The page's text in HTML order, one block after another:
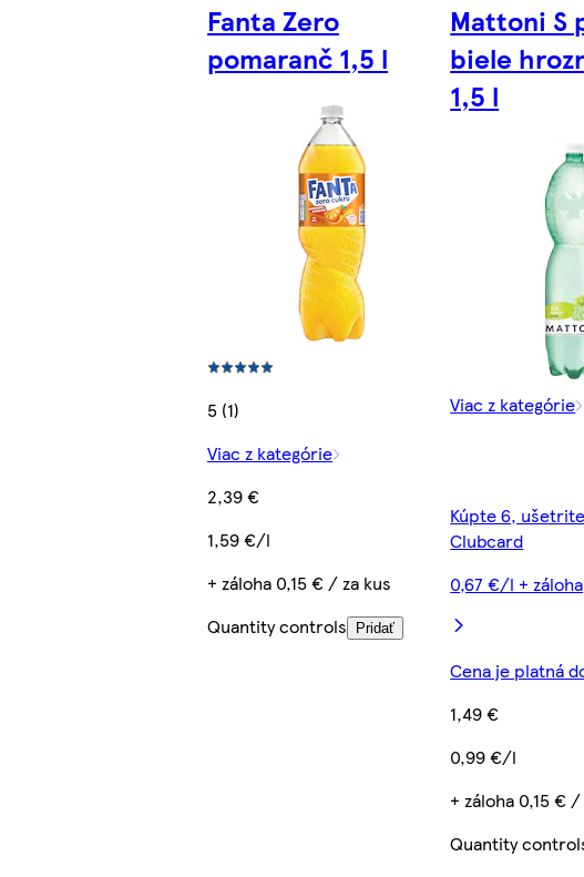
Fanta Zero
pomaranč 1,5 l
5 (1)
Viac z kategórie
2,39 €
1,59 €/l
+ záloha 0,15 € / za kus
Quantity controls
Pridať
Mattoni S
biele
1,5 l
Viac z kategórie
Kúpte 6,
Clubcard
0,67 €/l + záloha
Cena je platná
1,49 €
0,99 €/l
+ záloha 0,15 € /
Quantity